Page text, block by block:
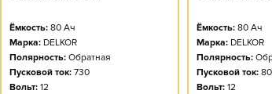
Ёмкость: 80Ач
Марка: DELKOR
Полярность: Обратная
Пусковой ток: 730
Вольт: 12
Ёмкость: 80Ач
Марка: DELKOR
Полярность:
Пусковой ток:
Вольт: 12